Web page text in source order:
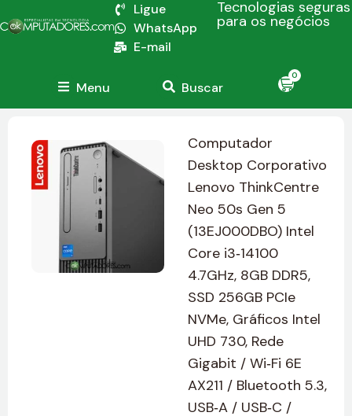
Ligue
WhatsApp
E-mail
Tecnologias seguras
para os negócios
Menu Buscar
0
Computador
Desktop Corporativo
Lenovo ThinkCentre
Neo 50s Gen 5
(13EJ000DBO) Intel
Core i3‑14100
4.7GHz, 8GB DDR5,
SSD 256GB PCIe
NVMe, Gráficos Intel
UHD 730, Rede
Gigabit / Wi‑Fi 6E
AX211 / Bluetooth 5.3,
USB‑A / USB‑C /